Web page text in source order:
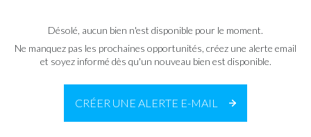
Désolé, aucun bien n'est disponible pour le moment.
Ne manquez pas les prochaines opportunités, créez une alerte email
et soyez informé dès qu'un nouveau bien est disponible.
CRÉER UNE ALERTE E-MAIL